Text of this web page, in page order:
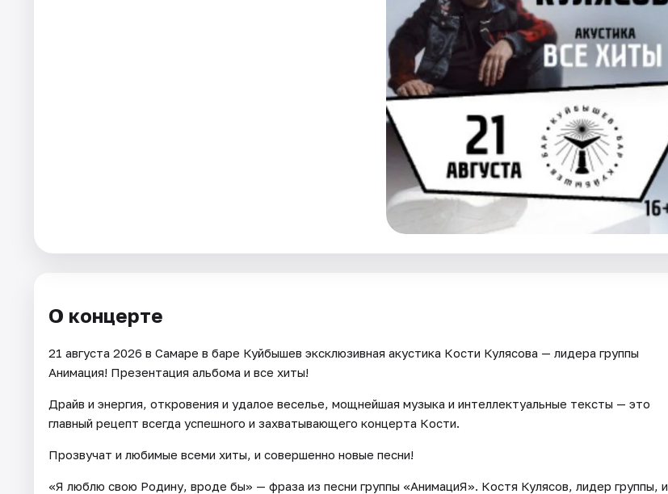
О концерте
21 августа 2026 в Самаре в баре Куйбышев эксклюзивная акустика Кости Кулясова — лидера группы
Анимация! Презентация альбома и все хиты!
Драйв и энергия, откровения и удалое веселье, мощнейшая музыка и интеллектуальные тексты — это
главный рецепт всегда успешного и захватывающего концерта Кости.
Прозвучат и любимые всеми хиты, и совершенно новые песни!
«Я люблю свою Родину, вроде бы» — фраза из песни группы «АнимациЯ». Костя Кулясов, лидер группы, и